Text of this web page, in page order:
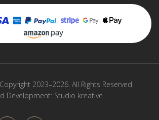
2023–2026. All Rights Reserved.
Development: Studio kreative